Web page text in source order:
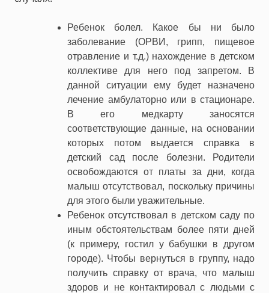
Ребенок болел. Какое бы ни было
заболевание (ОРВИ, грипп, пищевое
отравление и т.д.) нахождение в детском
коллективе для него под запретом. В
данной ситуации ему будет назначено
лечение амбулаторно или в стационаре.
В его медкарту заносятся
соответствующие данные, на основании
которых потом выдается справка в
детский сад после болезни. Родители
освобождаются от платы за дни, когда
малыш отсутствовал, поскольку причины
для этого были уважительные.
Ребенок отсутствовал в детском саду по
иным обстоятельствам более пяти дней
(к примеру, гостил у бабушки в другом
городе). Чтобы вернуться в группу, надо
получить справку от врача, что малыш
здоров и не контактировал с людьми с